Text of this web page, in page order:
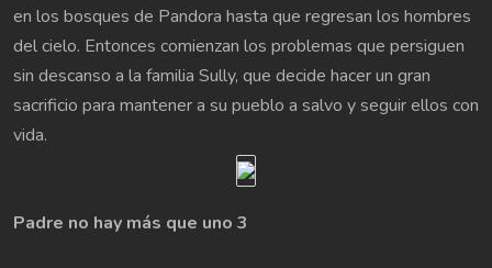
en los bosques de Pandora hasta que regresan los hombres
del cielo. Entonces comienzan los problemas que persiguen
sin descanso a la familia Sully, que decide hacer un gran
sacrificio para mantener a su pueblo a salvo y seguir ellos con
vida.
Padre no hay más que uno 3